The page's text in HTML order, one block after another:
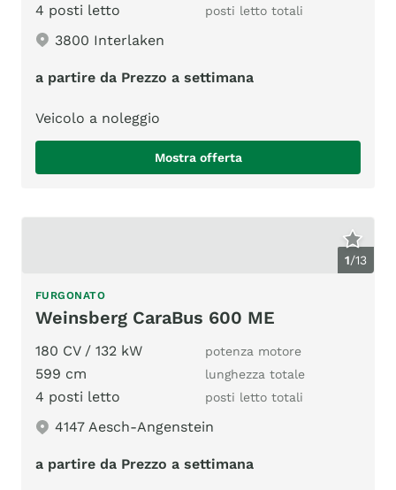
4 posti letto posti letto totali
3800 Interlaken
a partire da Prezzo a settimana
Veicolo a noleggio
Mostra offerta
1/13
FURGONATO
Weinsberg CaraBus 600 ME
180 CV / 132 kW potenza motore
599 cm lunghezza totale
4 posti letto posti letto totali
4147 Aesch-Angenstein
a partire da Prezzo a settimana